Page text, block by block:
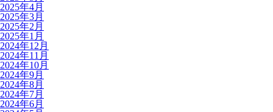
2025年4月
2025年3月
2025年2月
2025年1月
2024年12月
2024年11月
2024年10月
2024年9月
2024年8月
2024年7月
2024年6月